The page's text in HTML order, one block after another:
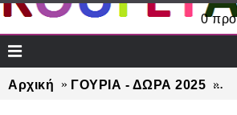
0
Αρχική ΓΟΥΡΙΑ - ΔΩΡΑ 2025